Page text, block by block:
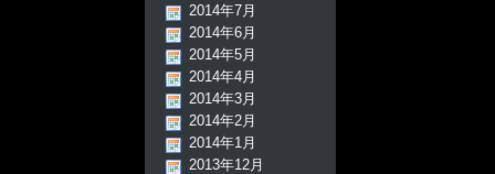
2014年7月
2014年6月
2014年5月
2014年4月
2014年3月
2014年2月
2014年1月
2013年12月